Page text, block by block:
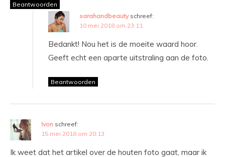
Beantwoorden
sarahandbeauty schreef:
10 mei 2018 om 23:11
Bedankt! Nou het is de moeite waard hoor.
Geeft echt een aparte uitstraling aan de foto.
Beantwoorden
Ivon schreef:
15 mei 2018 om 20:13
Ik weet dat het artikel over de houten foto gaat, maar ik